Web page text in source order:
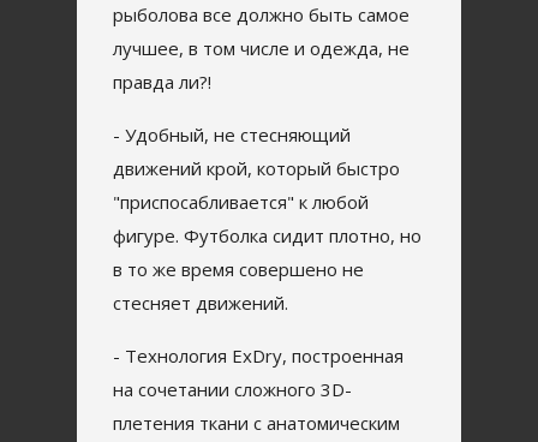
рыболова все должно быть самое
лучшее, в том числе и одежда, не
правда ли?!
- Удобный, не стесняющий
движений крой, который быстро
"приспосабливается" к любой
фигуре. Футболка сидит плотно, но
в то же время совершено не
стесняет движений.
- Технология ExDry, построенная
на сочетании сложного 3D-
плетения ткани с анатомическим